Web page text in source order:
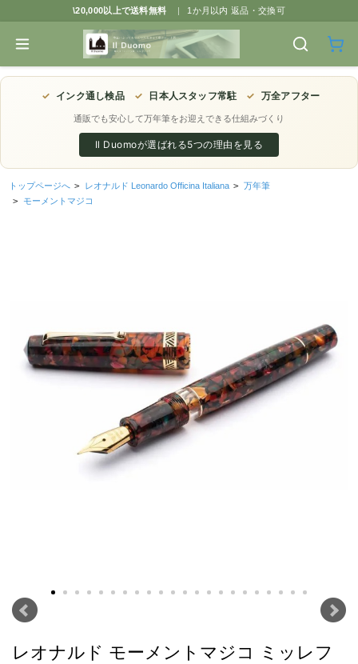
\20,000以上で送料無料 | 1か月以内 返品・交換可
✓ インク通し検品 ✓ 日本人スタッフ常駐 ✓ 万全アフター
通販でも安心して万年筆をお迎えできる仕組みづくり
Il Duomoが選ばれる5つの理由を見る
トップページへ > レオナルド Leonardo Officina Italiana > 万年筆
> モーメントマジコ
レオナルド モーメントマジコ ミッレフ